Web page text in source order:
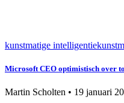
kunstmatige intelligentie
Microsoft CEO optimistisch over
Martin Scholten • 19 januari